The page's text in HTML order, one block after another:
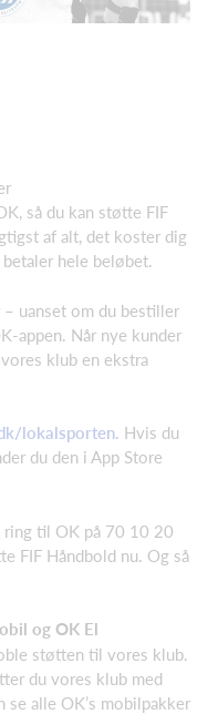
så du kan støtte FIF
af alt, det koster dig
hele beløbet.
uanset om du bestiller
appen. Når nye kunder
klub en ekstra
lokalsporten. Hvis du
du den i App Store
ring til OK på 70 10 20
FIF Håndbold nu. Og så
og OK El
støtten til vores klub.
du vores klub med
se alle OK’s mobilpakker